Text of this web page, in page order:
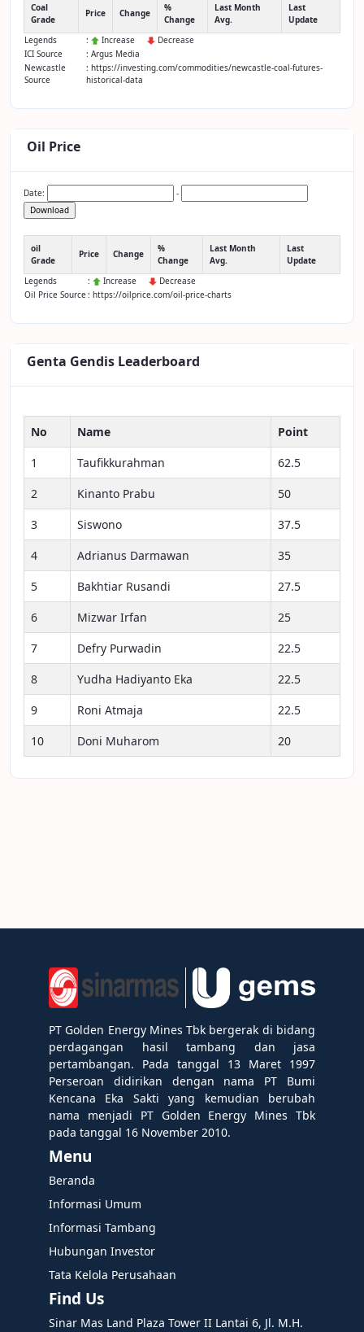
Coal
Grade
Price Change
%
Change
Last Month
Avg.
Last
Update
Legends
: Increase
Decrease
ICI Source
: Argus Media
Newcastle
Source
: https://investing.com/commodities/newcastle-coal-futures-
historical-data
Oil Price
Date:
-
Download
oil
Grade
Price Change
%
Change
Last Month
Avg.
Last
Update
Legends
: Increase
Decrease
Oil Price Source : https://oilprice.com/oil-price-charts
Genta Gendis Leaderboard
No Name
Point
1
Taufikkurahman
62.5
2
Kinanto Prabu
50
3
Siswono
37.5
4
Adrianus Darmawan
35
5
Bakhtiar Rusandi
27.5
6
Mizwar Irfan
25
7
Defry Purwadin
22.5
8
Yudha Hadiyanto Eka
22.5
9
Roni Atmaja
22.5
10
Doni Muharom 20
PT Golden Energy Mines Tbk bergerak di bidang
perdagangan hasil tambang dan jasa
pertambangan. Pada tanggal 13 Maret 1997
Perseroan didirikan dengan nama PT Bumi
Kencana Eka Sakti yang kemudian berubah
nama menjadi PT Golden Energy Mines Tbk
pada tanggal 16 November 2010.
Menu
Beranda
Informasi Umum
Informasi Tambang
Hubungan Investor
Tata Kelola Perusahaan
Find Us
Sinar Mas Land Plaza Tower II Lantai 6, Jl. M.H.